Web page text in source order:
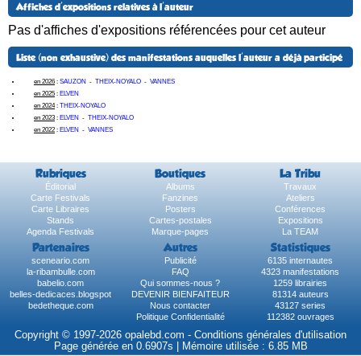
Affiches d'expositions relatives à l'auteur
Pas d'affiches d'expositions référencées pour cet auteur
Liste (non exhaustive) des manifestations auquelles l'auteur a déjà participé
en 2026 : SAUZON - THEIX-NOYALO - VANNES
en 2025 : ELVEN
en 2024: THEIX-NOYALO
en 2023 : ELVEN - THEIX-NOYALO
en 2022 : ELVEN - VANNES
Rubriques Boutiques La Tribu
Éditorial Albums
Travaux
Carte Festivals
Fanzines
Ateliers
Carte Libraires
Posters
Conférences
Stands
Cartes-postales
Expositions
Agenda Festivals
Marque-pages La TEAM
Partenaires Autres Statistiques
sceneario.com Publicité
6135 internautes
la-ribambulle.com
FAQ
4323 manifestations
babelio.com
Qui sommes-nous ?
1259 librairies
belles-dedicaces.blogspot
DEVENIR BIENFAITEUR
81314 auteurs
bedetheque.com
Nous contacter
43127 series
Politique Confidentialité
112382 ouvrages
Copyright © 1997-2026 opalebd.com - Conditions générales d'utilisation
Page générée en 0.6907s | Mémoire utilisée : 6.85 MB